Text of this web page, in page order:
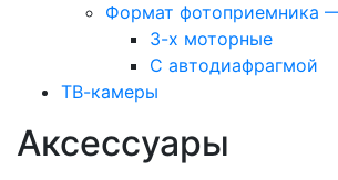
Формат фотоприемника
3-х моторные
С автодиафрагмой
ТВ-камеры
Аксессуары